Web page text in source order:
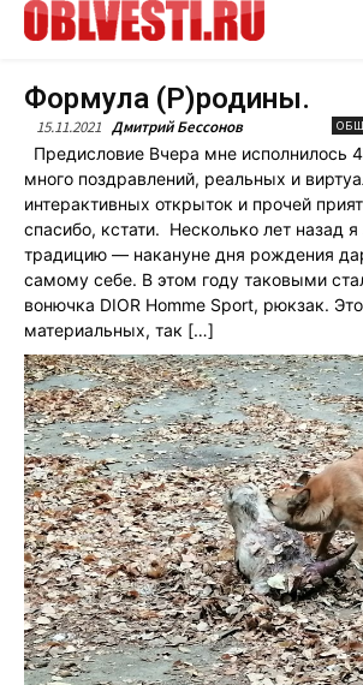
Формула (Р)родины.
15.11.2021 Дмитрий Бессонов
Предисловие Вчера мне исполнилось
много поздравлений, реальных и
интерактивных открыток и прочей
спасибо, кстати. Несколько лет назад
традицию — накануне дня рождения
самому себе. В этом году таковыми
вонючка DIOR Homme Sport, рюкзак.
материальных, так […]